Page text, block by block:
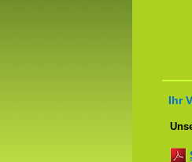
Ihr